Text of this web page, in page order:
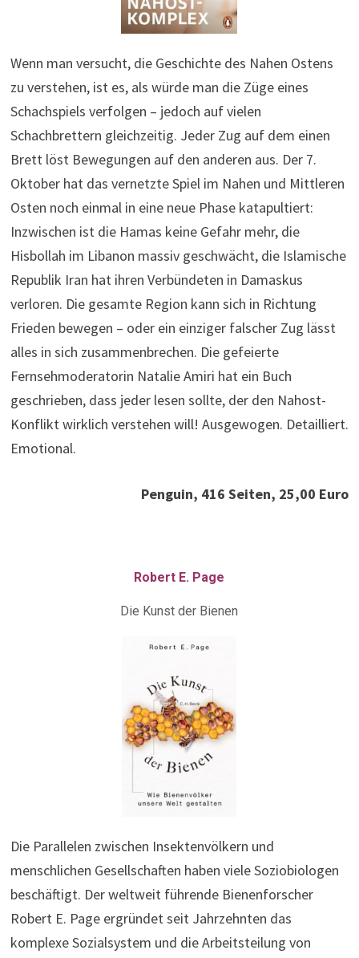
Wenn man versucht, die Geschichte des Nahen Ostens
zu verstehen, ist es, als würde man die Züge eines
Schachspiels verfolgen – jedoch auf vielen
Schachbrettern gleichzeitig. Jeder Zug auf dem einen
Brett löst Bewegungen auf den anderen aus. Der 7.
Oktober hat das vernetzte Spiel im Nahen und Mittleren
Osten noch einmal in eine neue Phase katapultiert:
Inzwischen ist die Hamas keine Gefahr mehr, die
Hisbollah im Libanon massiv geschwächt, die Islamische
Republik Iran hat ihren Verbündeten in Damaskus
verloren. Die gesamte Region kann sich in Richtung
Frieden bewegen – oder ein einziger falscher Zug lässt
alles in sich zusammenbrechen. Die gefeierte
Fernsehmoderatorin Natalie Amiri hat ein Buch
geschrieben, dass jeder lesen sollte, der den Nahost-
Konflikt wirklich verstehen will! Ausgewogen. Detailliert.
Emotional.
Penguin, 416 Seiten, 25,00 Euro
Robert E. Page
Die Kunst der Bienen
Die Parallelen zwischen Insektenvölkern und
menschlichen Gesellschaften haben viele Soziobiologen
beschäftigt. Der weltweit führende Bienenforscher
Robert E. Page ergründet seit Jahrzehnten das
komplexe Sozialsystem und die Arbeitsteilung von